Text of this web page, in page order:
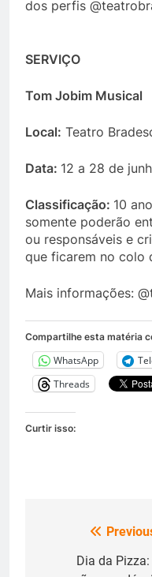
dos perfis
SERVIÇO
Tom Jobim Musical
Local: Teatro
Data: 12 a 28 de
Classificação: 10
somente poderão
ou responsáveis e
que ficarem no colo
Mais informações:
Compartilhe esta matéria
WhatsApp
Threads
Curtir isso:
Navegação
Dia da